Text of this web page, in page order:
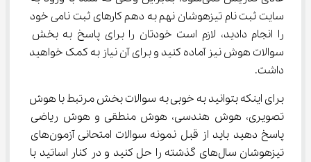
سایت ثبت نام تیزهوشان نهم به دهم کارهای ثبت نامی خود
را انجام دادید، لازم است خودتان را برای پاسخ به بخش
سوالات هوش نیز آماده کنید و برای آن نیاز به کمک خواهید
داشت.
برای اینکه بتوانید به خوبی به سوالات بخش مرتبط با هوش
تصویری، هوش هندسی، هوش منطقی و هوش ریاضی
پاسخ دهید باید از قبل نمونه سوالات امتحانی آزمون‌های
تیزهوشان سال‌های گذشته را حل کنید و در کنار اساتید با